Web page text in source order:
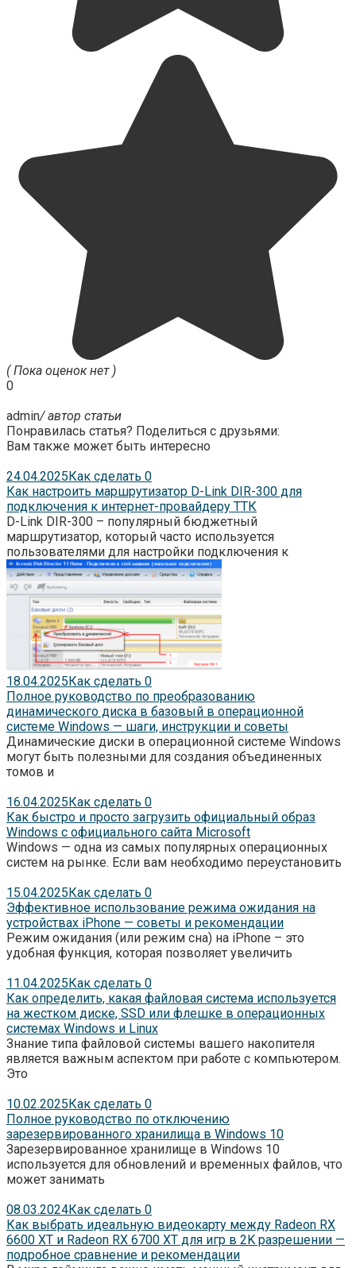
( Пока оценок нет )
0
admin/ автор статьи
Понравилась статья? Поделиться с друзьями:
Вам также может быть интересно
24.04.2025Как сделать 0
Как настроить маршрутизатор D-Link DIR-300 для
подключения к интернет-провайдеру ТТК
D-Link DIR-300 – популярный бюджетный
маршрутизатор, который часто используется
пользователями для настройки подключения к
18.04.2025Как сделать 0
Полное руководство по преобразованию
динамического диска в базовый в операционной
системе Windows — шаги, инструкции и советы
Динамические диски в операционной системе Windows
могут быть полезными для создания объединенных
томов и
16.04.2025Как сделать 0
Как быстро и просто загрузить официальный образ
Windows с официального сайта Microsoft
Windows — одна из самых популярных операционных
систем на рынке. Если вам необходимо переустановить
15.04.2025Как сделать 0
Эффективное использование режима ожидания на
устройствах iPhone — советы и рекомендации
Режим ожидания (или режим сна) на iPhone – это
удобная функция, которая позволяет увеличить
11.04.2025Как сделать 0
Как определить, какая файловая система используется
на жестком диске, SSD или флешке в операционных
системах Windows и Linux
Знание типа файловой системы вашего накопителя
является важным аспектом при работе с компьютером.
Это
10.02.2025Как сделать 0
Полное руководство по отключению
зарезервированного хранилища в Windows 10
Зарезервированное хранилище в Windows 10
используется для обновлений и временных файлов, что
может занимать
08.03.2024Как сделать 0
Как выбрать идеальную видеокарту между Radeon RX
6600 XT и Radeon RX 6700 XT для игр в 2K разрешении —
подробное сравнение и рекомендации